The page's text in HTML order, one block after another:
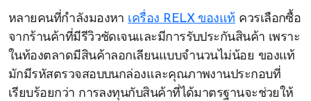
หลายคนที่กำลังมองหา เครื่อง RELX ของแท้ ควรเลือกซื้อ
จากร้านค้าที่มีรีวิวชัดเจนและมีการรับประกันสินค้า เพราะ
ในท้องตลาดมีสินค้าลอกเลียนแบบจำนวนไม่น้อย ของแท้
มักมีรหัสตรวจสอบบนกล่องและคุณภาพงานประกอบที่
เรียบร้อยกว่า การลงทุนกับสินค้าที่ได้มาตรฐานจะช่วยให้